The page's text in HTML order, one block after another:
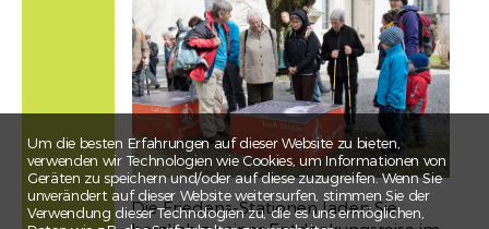
Die Friedens-Stationen laden Sie
Um die besten Erfahrungen auf dieser Website zu bieten,
verwenden wir Technologien wie Cookies, um Informationen von
Geräten zu speichern und/oder auf diese zuzugreifen. Wenn Sie
unverändert auf dieser Website weitersurfen, stimmen Sie der
Verwendung dieser Technologien zu, die es uns ermöglichen,